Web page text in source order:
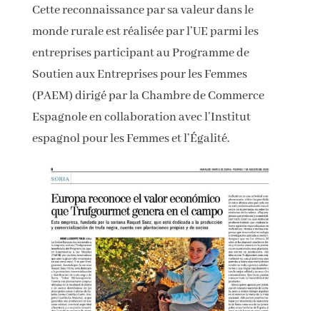
Cette reconnaissance par sa valeur dans le
monde rurale est réalisée par l’UE parmi les
entreprises participant au Programme de
Soutien aux Entreprises pour les Femmes
(PAEM) dirigé par la Chambre de Commerce
Espagnole en collaboration avec l’Institut
espagnol pour les Femmes et l’Égalité.